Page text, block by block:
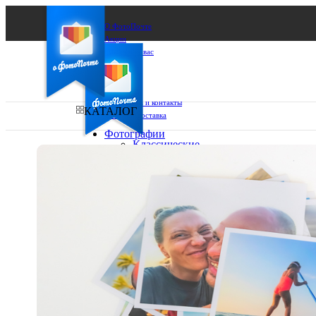
О ФотоПочте
Акции
Сделаем за вас
Бизнесу
FAQ
Франшиза
Поддержка и контакты
Оплата и доставка
Выберите из списка:
КАТАЛОГ
Фотографии
Классические
10х15
15х15
15х20
20х20
20х30
30х30
30х40
Фото
в